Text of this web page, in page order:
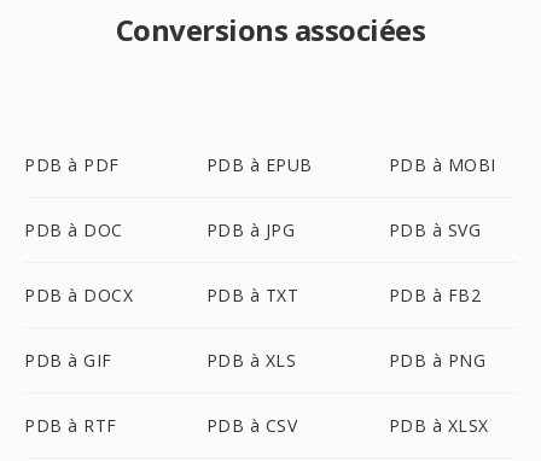
Conversions associées
PDB à PDF PDB à EPUB PDB à MOBI
PDB à DOC PDB à JPG PDB à SVG
PDB à DOCX PDB à TXT PDB à FB2
PDB à GIF PDB à XLS PDB à PNG
PDB à RTF PDB à CSV PDB à XLSX